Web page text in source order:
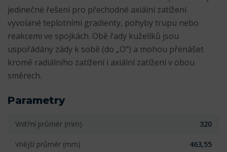
jedinečné řešení pro přechodné axiální zatížení
vyvolané teplotními gradienty, pohyby trupu nebo
reakcemi ve spojkách. Obě řady kuželíků jsou
uspořádány zády k sobě (do „O“) a mohou přenášet
kromě radiálního zatížení i axiální zatížení v obou
směrech.
Parametry
Vnitřní průměr (mm) 320
Vnější průměr (mm) 463,55